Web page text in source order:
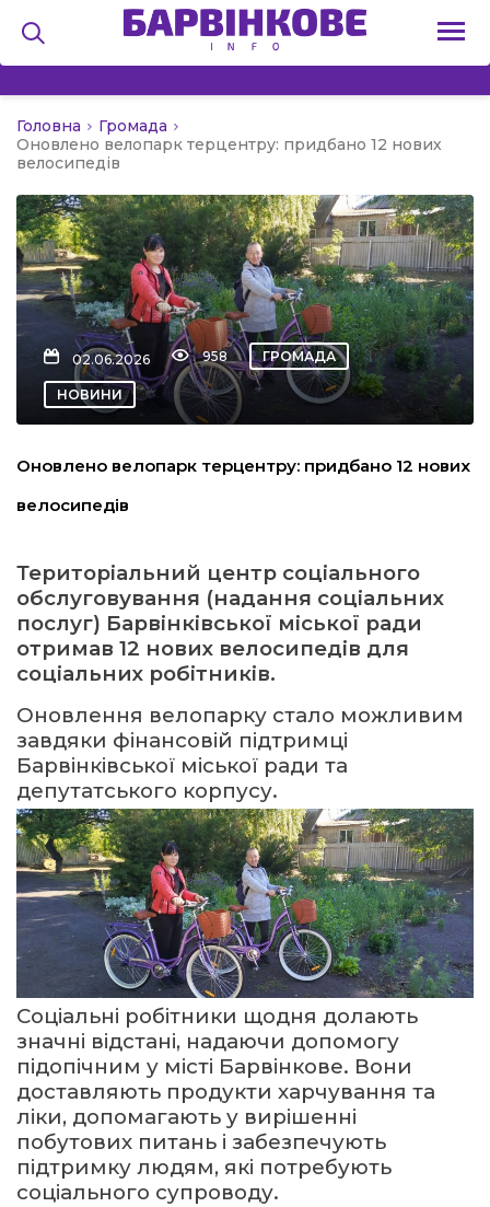
Головна
Громада
Оновлено велопарк терцентру: придбано 12 нових
велосипедів
02.06.2026 958 ГРОМАДА
НОВИНИ
Оновлено велопарк терцентру: придбано 12 нових
велосипедів
Територіальний центр соціального
обслуговування (надання соціальних
послуг) Барвінківської міської ради
отримав 12 нових велосипедів для
соціальних робітників.
Оновлення велопарку стало можливим
завдяки фінансовій підтримці
Барвінківської міської ради та
депутатського корпусу.
Соціальні робітники щодня долають
значні відстані, надаючи допомогу
підопічним у місті Барвінкове. Вони
доставляють продукти харчування та
ліки, допомагають у вирішенні
побутових питань і забезпечують
підтримку людям, які потребують
соціального супроводу.